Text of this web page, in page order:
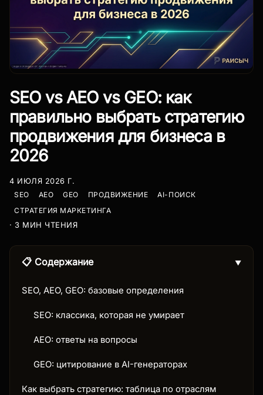
SEO vs AEO vs GEO: как
правильно выбрать стратегию
продвижения для бизнеса в
2026
4 ИЮЛЯ 2026 Г.
SEO
AEO GEO ПРОДВИЖЕНИЕ
AI-ПОИСК
СТРАТЕГИЯ МАРКЕТИНГА
· 3 МИН ЧТЕНИЯ
📋 Содержание ▼
SEO, AEO, GEO: базовые определения
SEO: классика, которая не умирает
AEO: ответы на вопросы
GEO: цитирование в AI-генераторах
Как выбрать стратегию: таблица по отраслям